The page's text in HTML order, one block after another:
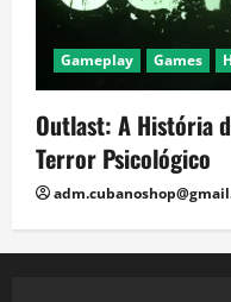
Gameplay Games
Outlast: A História
Terror Psicológico